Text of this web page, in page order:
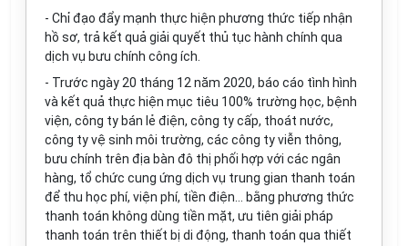
- Chỉ đạo đẩy mạnh thực hiện phương thức tiếp nhận
hồ sơ, trả kết quả giải quyết thủ tục hành chính qua
dịch vụ bưu chính công ích.
- Trước ngày 20 tháng 12 năm 2020, báo cáo tình hình
và kết quả thực hiện mục tiêu 100% trường học, bệnh
viện, công ty bán lẻ điện, công ty cấp, thoát nước,
công ty vệ sinh môi trường, các công ty viễn thông,
bưu chính trên địa bàn đô thị phối hợp với các ngân
hàng, tổ chức cung ứng dịch vụ trung gian thanh toán
để thu học phí, viện phí, tiền điện... bằng phương thức
thanh toán không dùng tiền mặt, ưu tiên giải pháp
thanh toán trên thiết bị di động, thanh toán qua thiết